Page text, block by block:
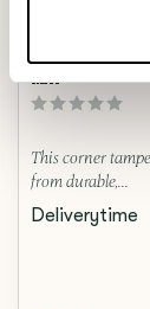
CLASSIC
MAT
This corner
from durable,...
Deliverytime